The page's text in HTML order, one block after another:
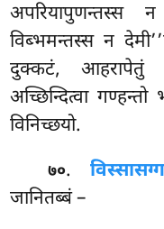
अपरियापुणन्तस्स
विब्भमन्तस्स न
दुक्कटं, आहरापेतुं
अच्छिन्दित्वा
विनिच्छयो.
७०.
जानितब्बं –